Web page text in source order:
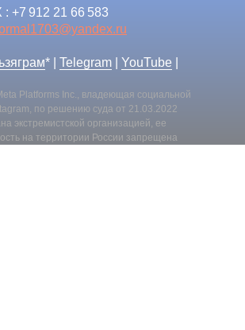
: +7 912 21 66 583
* | Telegram YouTube
Platforms Inc., владеющая социальной
по решению суда от 21.03.2022
экстремистской организацией, ее
на территории России запрещена